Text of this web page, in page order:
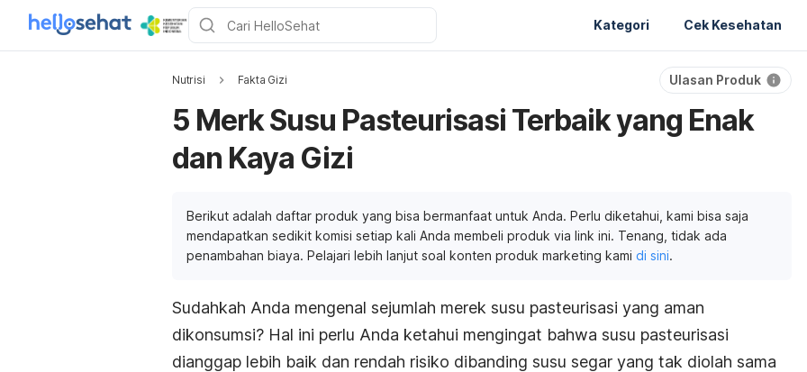
Kategori Cek Kesehatan
Nutrisi Fakta Gizi Ulasan Produk
5 Merk Susu Pasteurisasi Terbaik yang Enak
dan Kaya Gizi
Berikut adalah daftar produk yang bisa bermanfaat untuk Anda. Perlu diketahui, kami bisa saja
mendapatkan sedikit komisi setiap kali Anda membeli produk via link ini. Tenang, tidak ada
penambahan biaya. Pelajari lebih lanjut soal konten produk marketing kami di sini.
Sudahkah Anda mengenal sejumlah merek susu pasteurisasi yang aman
dikonsumsi? Hal ini perlu Anda ketahui mengingat bahwa susu pasteurisasi
dianggap lebih baik dan rendah risiko dibanding susu segar yang tak diolah sama